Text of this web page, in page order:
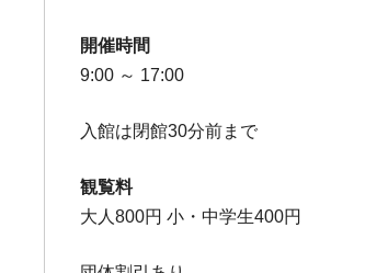
開催時間
9:00 ～ 17:00
入館は閉館30分前まで
観覧料
大人800円 小・中学生400円